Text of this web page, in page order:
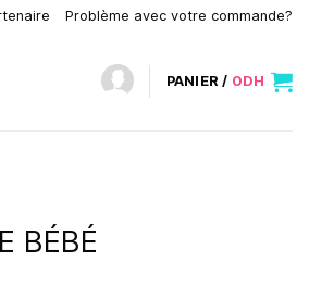
Problème avec votre commande?
PANIER / 0DH
BÉBÉ